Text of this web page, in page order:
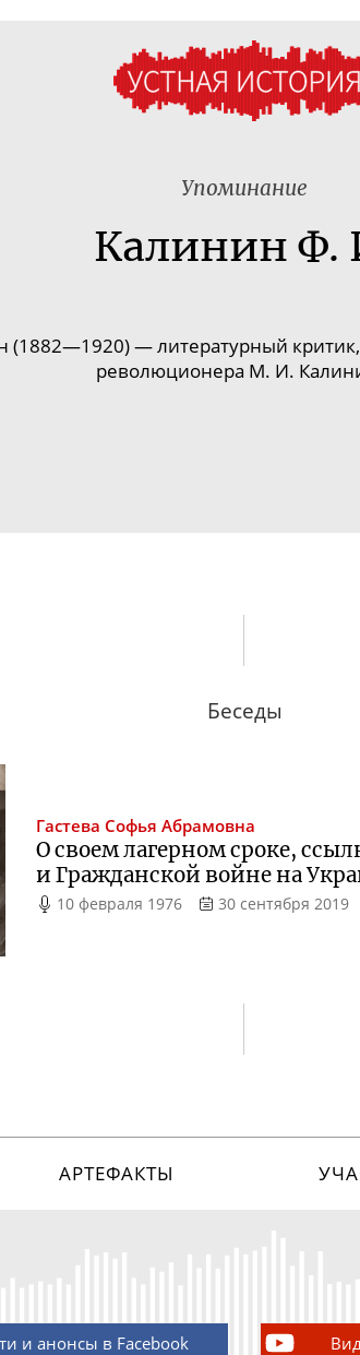
Упоминание
Калинин Ф.
— литературный
революционера М. И.
Беседы
Гастева Софья Абрамовна
О своем лагерном сроке,
и Гражданской войне на
10 февраля 1976 30 сентября 2019
АРТЕФАКТЫ
и анонсы в Facebook